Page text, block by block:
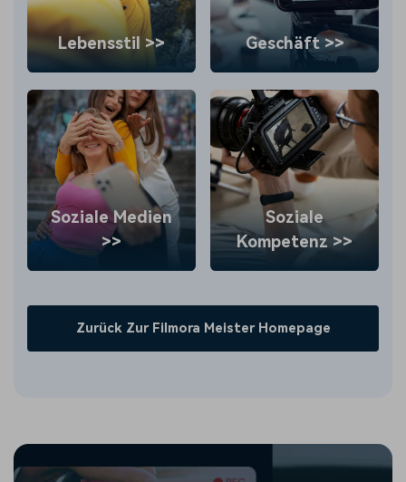
Lebensstil >> Geschäft >>
Soziale Medien
>>
Soziale
Kompetenz >>
Zurück Zur Filmora Meister Homepage